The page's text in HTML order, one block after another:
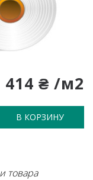
414 ₴ /м2
В КОРЗИНУ
товара